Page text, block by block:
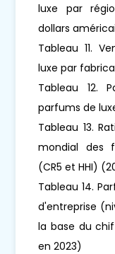
luxe par
dollars
Tableau 11.
luxe par
Tableau 12.
parfums de
Tableau 13.
mondial des
(CR5 et HHI)
Tableau 14.
d'entreprise
la base du
en 2023)